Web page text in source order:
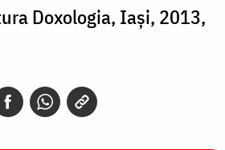
Doxologia, Iași, 2013,